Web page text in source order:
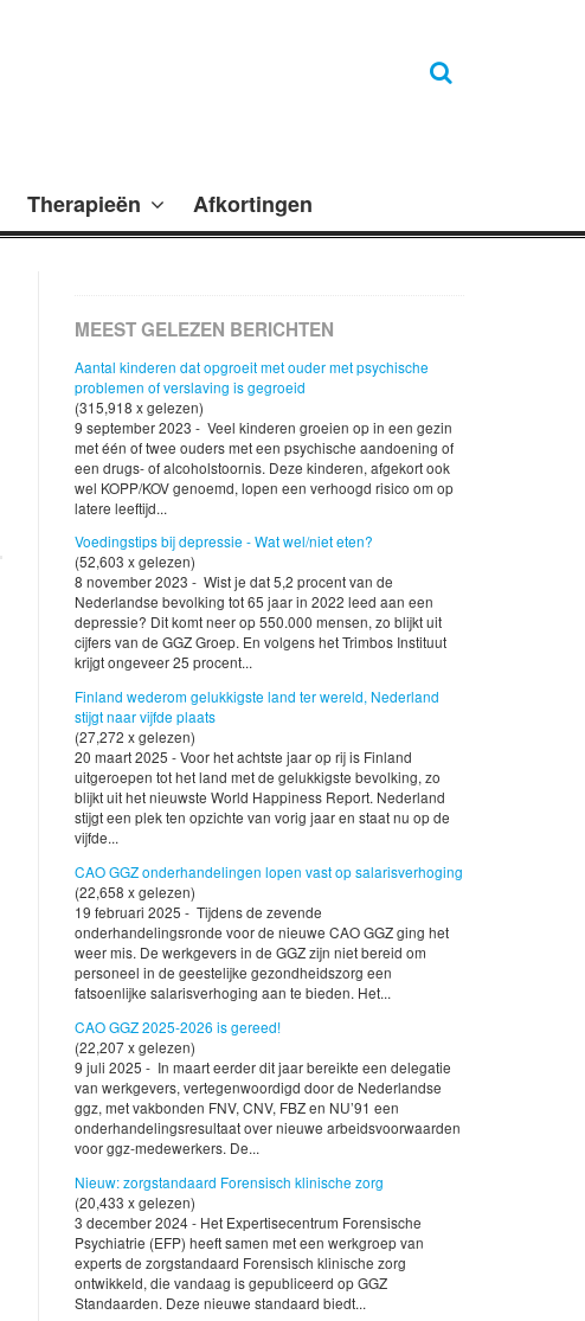
Therapieën Afkortingen
MEEST GELEZEN BERICHTEN
Aantal kinderen dat opgroeit met ouder met psychische
problemen of verslaving is gegroeid
(315,918 x gelezen)
9 september 2023 - Veel kinderen groeien op in een gezin
met één of twee ouders met een psychische aandoening of
een drugs- of alcoholstoornis. Deze kinderen, afgekort ook
wel KOPP/KOV genoemd, lopen een verhoogd risico om op
latere leeftijd...
Voedingstips bij depressie - Wat wel/niet eten?
(52,603 x gelezen)
8 november 2023 - Wist je dat 5,2 procent van de
Nederlandse bevolking tot 65 jaar in 2022 leed aan een
depressie? Dit komt neer op 550.000 mensen, zo blijkt uit
cijfers van de GGZ Groep. En volgens het Trimbos Instituut
krijgt ongeveer 25 procent...
Finland wederom gelukkigste land ter wereld, Nederland
stijgt naar vijfde plaats
(27,272 x gelezen)
20 maart 2025 - Voor het achtste jaar op rij is Finland
uitgeroepen tot het land met de gelukkigste bevolking, zo
blijkt uit het nieuwste World Happiness Report. Nederland
stijgt een plek ten opzichte van vorig jaar en staat nu op de
vijfde...
CAO GGZ onderhandelingen lopen vast op salarisverhoging
(22,658 x gelezen)
19 februari 2025 - Tijdens de zevende
onderhandelingsronde voor de nieuwe CAO GGZ ging het
weer mis. De werkgevers in de GGZ zijn niet bereid om
personeel in de geestelijke gezondheidszorg een
fatsoenlijke salarisverhoging aan te bieden. Het...
CAO GGZ 2025-2026 is gereed!
(22,207 x gelezen)
9 juli 2025 - In maart eerder dit jaar bereikte een delegatie
van werkgevers, vertegenwoordigd door de Nederlandse
ggz, met vakbonden FNV, CNV, FBZ en NU’91 een
onderhandelingsresultaat over nieuwe arbeidsvoorwaarden
voor ggz-medewerkers. De...
Nieuw: zorgstandaard Forensisch klinische zorg
(20,433 x gelezen)
3 december 2024 - Het Expertisecentrum Forensische
Psychiatrie (EFP) heeft samen met een werkgroep van
experts de zorgstandaard Forensisch klinische zorg
ontwikkeld, die vandaag is gepubliceerd op GGZ
Standaarden. Deze nieuwe standaard biedt...